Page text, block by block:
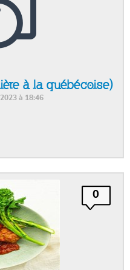
à la québécoise)
à 18:46
0